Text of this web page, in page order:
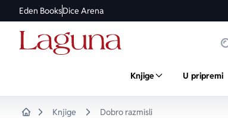
Eden BooksDice Arena
Knjige U pripremi
Knjige Dobro razmisli